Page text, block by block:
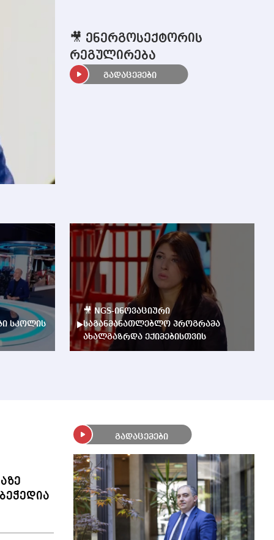
🎥 ენერგოსექტორის
რეგულირება
გადაცემები
სკოლის
🎥 NGS-ინოვაციური
საგანმანათლებლო პროგრამა
ახალგაზრდა ექიმებისთვის
გადაცემები